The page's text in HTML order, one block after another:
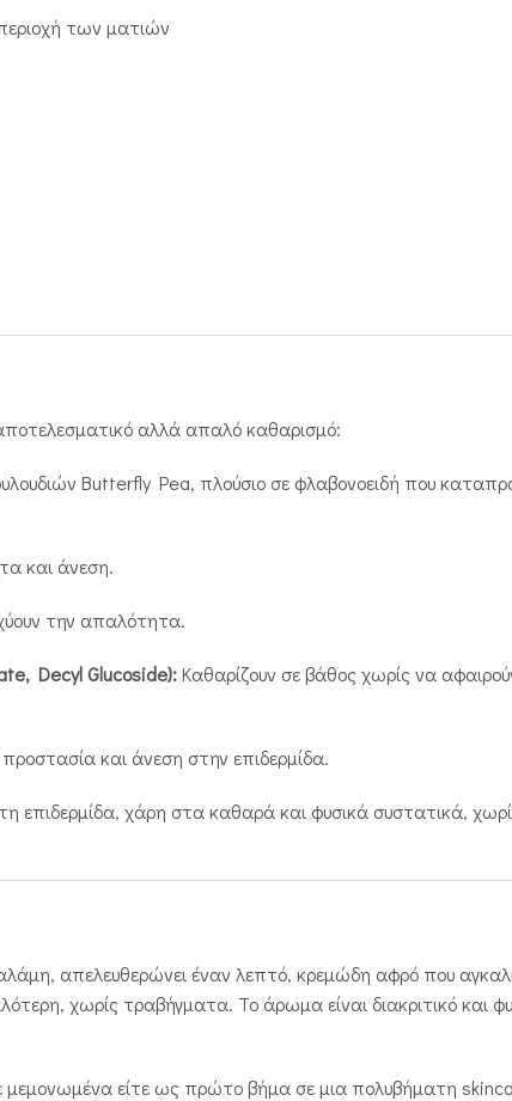
των ματιών
αλλά απαλό καθαρισμό:
Butterfly Pea, πλούσιο σε φλαβονοειδή που
και άνεση.
την απαλότητα.
Decyl Glucoside):Καθαρίζουν σε βάθος χωρίς να
και άνεση στην επιδερμίδα.
επιδερμίδα, χάρη στα καθαρά και φυσικά συστατικά,
απελευθερώνει έναν λεπτό, κρεμώδη αφρό που
χωρίς τραβήγματα. Το άρωμα είναι διακριτικό και
μεμονωμένα είτε ως πρώτο βήμα σε μια πολυβήματη